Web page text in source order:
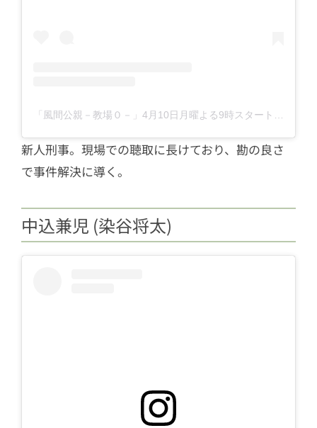
新人刑事。現場での聴取に長けており、勘の良さ
で事件解決に導く。
中込兼児 (染谷将太)